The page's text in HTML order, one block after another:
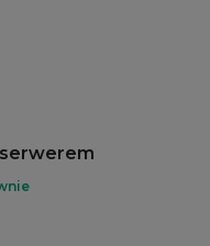
serwerem